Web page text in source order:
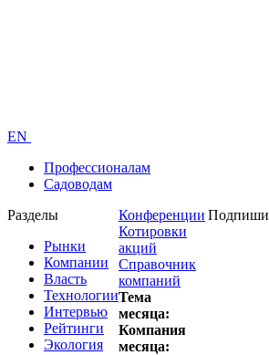
EN
Профессионалам
Садоводам
Разделы
Рынки
Компании
Власть
Технологии
Интервью
Рейтинги
Экология
Конференции
Котировки
акций
Справочник
компаний
Тема
месяца:
Компания
месяца: